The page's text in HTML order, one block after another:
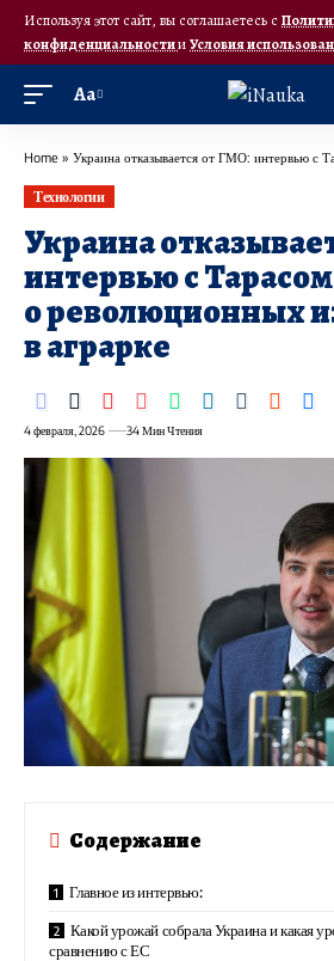
Используя этот сайт, вы соглашаетесь с
конфиденциальностииУсловия
Аа
Home » Украина отказывается от ГМО: интервью с Тарасом Высоцким
Технологии
Украина
интервью с
о революционных
в аграрке
4 февраля, 2026 34 Мин Чтения
Содержание
Главное из интервью:
Какой урожай собрала Украина и какая
сравнению с ЕС